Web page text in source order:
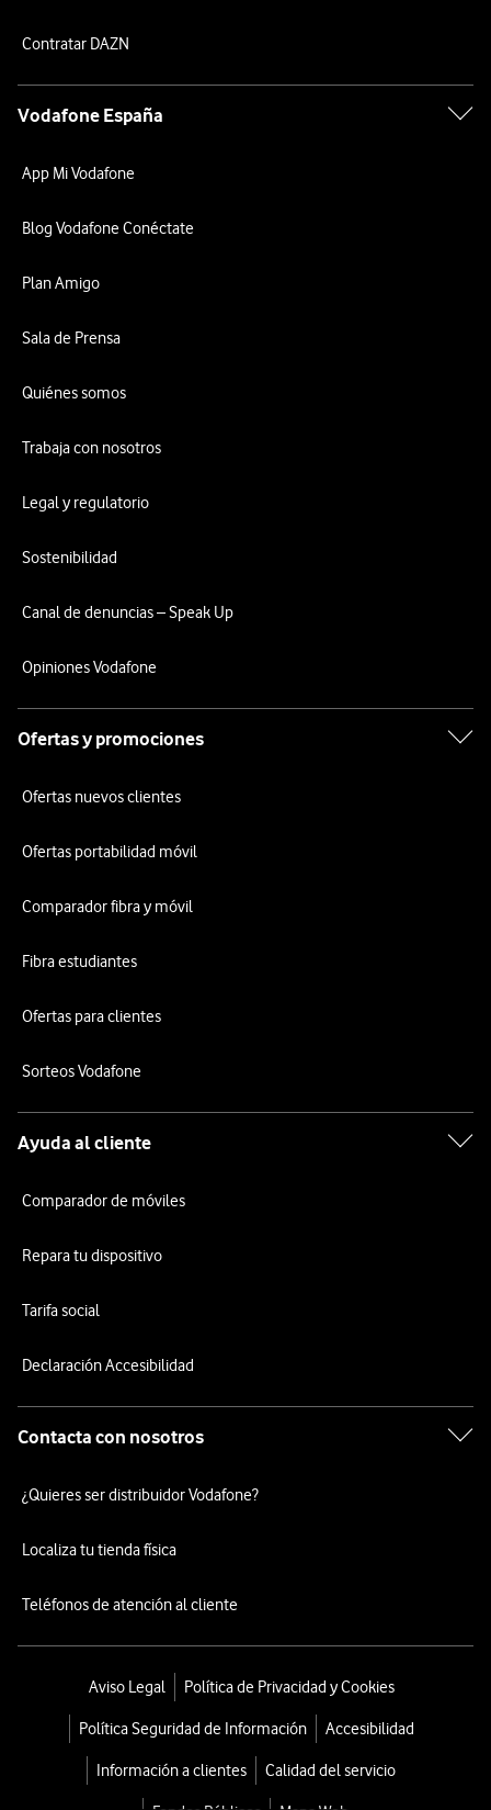
Contratar DAZN
Vodafone España
App Mi Vodafone
Blog Vodafone Conéctate
Plan Amigo
Sala de Prensa
Quiénes somos
Trabaja con nosotros
Legal y regulatorio
Sostenibilidad
Canal de denuncias – Speak Up
Opiniones Vodafone
Ofertas y promociones
Ofertas nuevos clientes
Ofertas portabilidad móvil
Comparador fibra y móvil
Fibra estudiantes
Ofertas para clientes
Sorteos Vodafone
Ayuda al cliente
Comparador de móviles
Repara tu dispositivo
Tarifa social
Declaración Accesibilidad
Contacta con nosotros
¿Quieres ser distribuidor Vodafone?
Localiza tu tienda física
Teléfonos de atención al cliente
Aviso Legal Política de Privacidad y Cookies
Política Seguridad de Información Accesibilidad
Información a clientes Calidad del servicio